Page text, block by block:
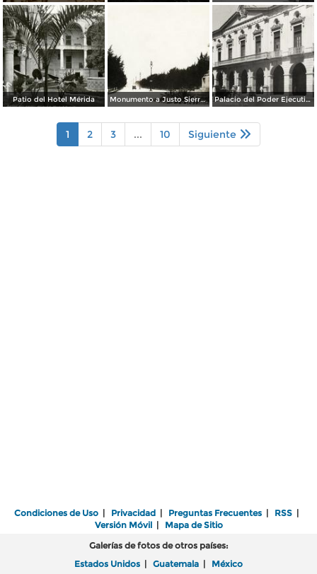
Patio del Hotel Mérida Monumento a Justo Sierra y Paseo Montejo Palacio del Poder Ejecutivo
1 2 3 ... 10 Siguiente
Condiciones de Uso | Privacidad | Preguntas Frecuentes | RSS |
Versión Móvil| Mapa de Sitio
Galerías de fotos de otros países:
Estados Unidos | Guatemala | México